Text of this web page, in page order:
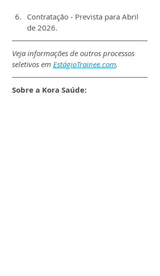
Contratação - Prevista para Abril
de 2026.
Veja informações de outros processos
seletivos em EstágioTrainee.com.
Sobre a Kora Saúde: